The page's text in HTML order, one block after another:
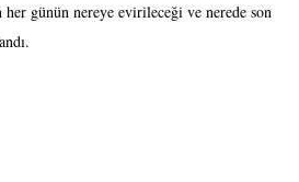
her günün nereye evirileceği ve nerede son